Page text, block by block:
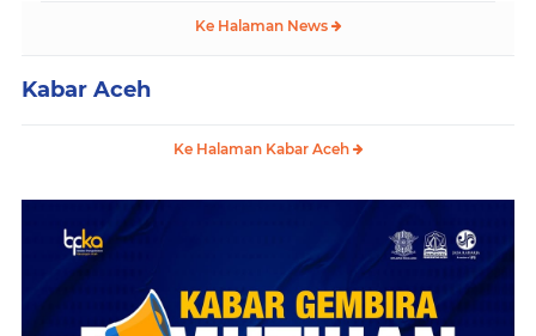
Ke Halaman News
Kabar Aceh
Ke Halaman Kabar Aceh